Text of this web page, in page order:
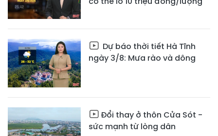
Dự báo thời tiết Hà Tĩnh
ngày 3/8: Mưa rào và dông
Đổi thay ở thôn Cửa Sót -
sức mạnh từ lòng dân